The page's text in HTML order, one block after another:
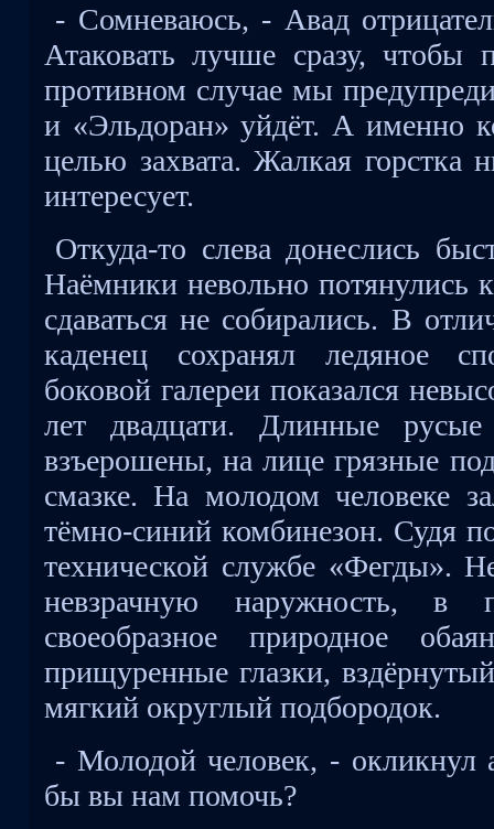
- Сомневаюсь, - Авад
Атаковать лучше сразу, чтобы
противном случае мы
и «Эльдоран» уйдёт. А именно
целью захвата. Жалкая горстка
интересует.
Откуда-то слева донеслись
Наёмники невольно потянулись
сдаваться не собирались. В
каденец сохранял ледяное
боковой галереи показался
лет двадцати. Длинные русые
взъерошены, на лице грязные
смазке. На молодом человеке
тёмно-синий комбинезон. Судя
технической службе «Фегды».
невзрачную наружность, в
своеобразное природное
прищуренные глазки,
мягкий округлый подбородок.
- Молодой человек, -
бы вы нам помочь?